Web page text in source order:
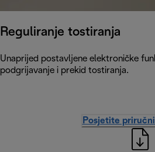
Reguliranje tostiranja
Unaprijed postavljene elektroničke
podgrijavanje i prekid tostiranja.
Posjetite